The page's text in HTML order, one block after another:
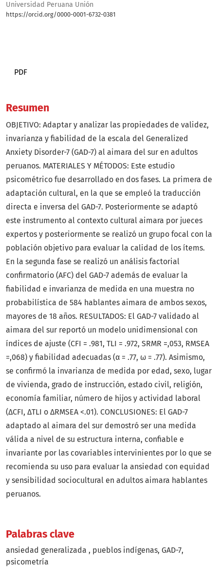
Universidad Peruana Unión
https://orcid.org/0000-0001-6732-0381
PDF
Palabras clave
ansiedad generalizada pueblos indígenas GAD-7
psicometría
Resumen
OBJETIVO: Adaptar y analizar las propiedades de validez,
invarianza y fiabilidad de la escala del Generalized
Anxiety Disorder-7 (GAD-7) al aimara del sur en adultos
peruanos. MATERIALES Y MÉTODOS: Este estudio
psicométrico fue desarrollado en dos fases. La primera de
adaptación cultural, en la que se empleó la traducción
directa e inversa del GAD-7. Posteriormente se adaptó
este instrumento al contexto cultural aimara por jueces
expertos y posteriormente se realizó un grupo focal con la
población objetivo para evaluar la calidad de los ítems.
En la segunda fase se realizó un análisis factorial
confirmatorio (AFC) del GAD-7 además de evaluar la
fiabilidad e invarianza de medida en una muestra no
probabilística de 584 hablantes aimara de ambos sexos,
mayores de 18 años. RESULTADOS: El GAD-7 validado al
aimara del sur reportó un modelo unidimensional con
índices de ajuste (CFI = .981, TLI = .972, SRMR =,053, RMSEA
=,068) y fiabilidad adecuadas (α = .77, ω = .77). Asimismo,
se confirmó la invarianza de medida por edad, sexo, lugar
de vivienda, grado de instrucción, estado civil, religión,
economía familiar, número de hijos y actividad laboral
(ΔCFI, ΔTLI o ΔRMSEA <.01). CONCLUSIONES: El GAD-7
adaptado al aimara del sur demostró ser una medida
válida a nivel de su estructura interna, confiable e
invariante por las covariables intervinientes por lo que se
recomienda su uso para evaluar la ansiedad con equidad
y sensibilidad sociocultural en adultos aimara hablantes
peruanos.